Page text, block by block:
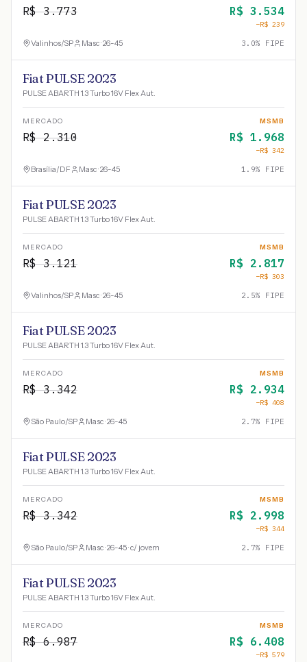
R$3.773 R$ 3.534
−R$ 239
Valinhos/SP Masc · 26-45 3.0% FIPE
Fiat PULSE 2023
PULSE ABARTH 1.3 Turbo 16V Flex Aut.
MERCADO
R$2.310
MSMB
R$ 1.968
−R$ 342
Brasília/DF Masc · 26-45 1.9% FIPE
Fiat PULSE 2023
PULSE ABARTH 1.3 Turbo 16V Flex Aut.
MERCADO
R$3.121
MSMB
R$ 2.817
−R$ 303
Valinhos/SP Masc · 26-45 2.5% FIPE
Fiat PULSE 2023
PULSE ABARTH 1.3 Turbo 16V Flex Aut.
MERCADO
R$3.342
MSMB
R$ 2.934
−R$ 408
São Paulo/SP Masc · 26-45 2.7% FIPE
Fiat PULSE 2023
PULSE ABARTH 1.3 Turbo 16V Flex Aut.
MERCADO
R$3.342
MSMB
R$ 2.998
−R$ 344
São Paulo/SP Masc · 26-45 · c/ jovem 2.7% FIPE
Fiat PULSE 2023
PULSE ABARTH 1.3 Turbo 16V Flex Aut.
MERCADO
R$6.987
MSMB
R$ 6.408
−R$ 579